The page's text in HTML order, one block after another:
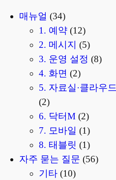
매뉴얼 (34)
1. 예약 (12)
2. 메시지 (5)
3. 운영 설정 (8)
4. 화면 (2)
5. 자료실·클라우드
(2)
6. 닥터M (2)
7. 모바일 (1)
8. 태블릿 (1)
자주 묻는 질문 (56)
기타 (10)